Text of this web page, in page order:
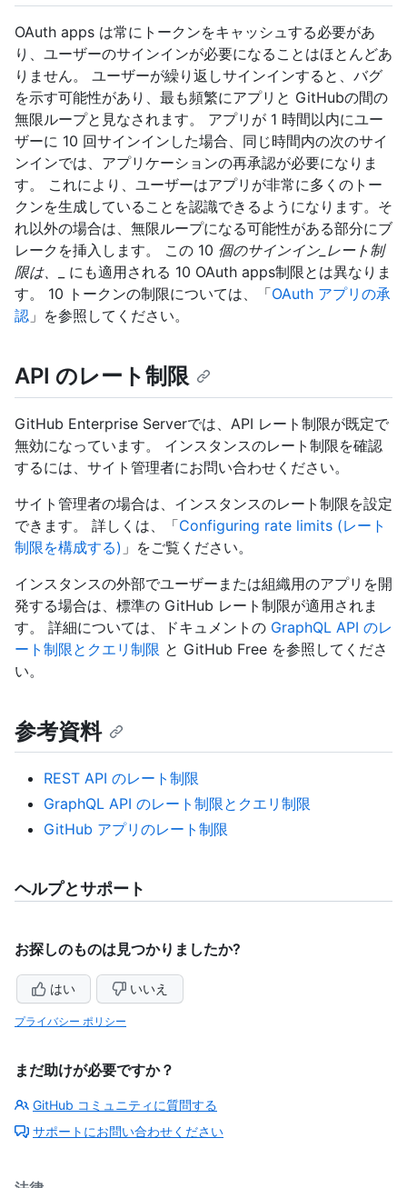
OAuth apps は常にトークンをキャッシュする必要があ
り、ユーザーのサインインが必要になることはほとんどあ
りません。 ユーザーが繰り返しサインインすると、バグ
を示す可能性があり、最も頻繁にアプリと GitHubの間の
無限ループと見なされます。 アプリが 1 時間以内にユー
ザーに 10 回サインインした場合、同じ時間内の次のサイ
ンインでは、アプリケーションの再承認が必要になりま
す。 これにより、ユーザーはアプリが非常に多くのトー
クンを生成していることを認識できるようになります。そ
れ以外の場合は、無限ループになる可能性がある部分にブ
レークを挿入します。 この 10 個のサインイン_レート制
限は、
_ にも適用される 10 OAuth apps制限とは異なりま
す。 10 トークンの制限については、「OAuth アプリの承
認 」を参照してください。
API のレート制限
GitHub Enterprise Serverでは、API レート制限が既定で
無効になっています。 インスタンスのレート制限を確認
するには、サイト管理者にお問い合わせください。
サイト管理者の場合は、インスタンスのレート制限を設定
できます。 詳しくは、「Configuring rate limits (レート
制限を構成する) 」をご覧ください。
インスタンスの外部でユーザーまたは組織用のアプリを開
発する場合は、標準の GitHub レート制限が適用されま
す。 詳細については、
ドキュメントの GraphQL API のレ
ート制限とクエリ制限 と GitHub Free を参照してくださ
い。
参考資料
REST API のレート制限
GraphQL API のレート制限とクエリ制限
GitHub アプリのレート制限
ヘルプとサポート
お探しのものは見つかりましたか?
はい いいえ
プライバシー ポリシー
まだ助けが必要ですか？
GitHub コミュニティに質問する
サポートにお問い合わせください